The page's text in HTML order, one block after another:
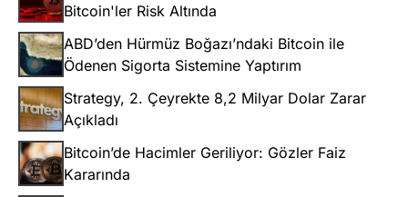
Bitcoin'ler Risk Altında
ABD’den Hürmüz Boğazı’ndaki Bitcoin ile
Ödenen Sigorta Sistemine Yaptırım
Strategy, 2. Çeyrekte 8,2 Milyar Dolar Zarar
Açıkladı
Bitcoin’de Hacimler Geriliyor: Gözler Faiz
Kararında